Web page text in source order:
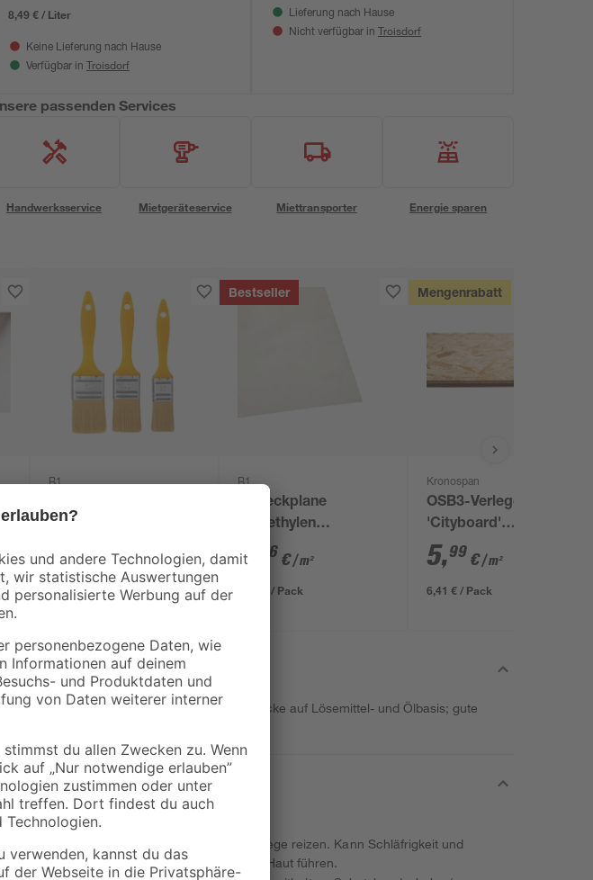
8,49 € / Liter
Keine Lieferung nach Hause
Verfügbar in Troisdorf
Lieferung nach Hause
Nicht verfügbar in Troisdorf
passenden Services
Handwerksservice Mietgeräteservice Miettransporter Energie sparen
B1
5,59 €
Bestseller
B1
Abdeckplane
Polyethylen
transparent 4 x 5 m
0 06 €/ m²
1,29 € / Pack
Mengenrabatt
Kronospan
OSB3-Verlegeplatte
'Cityboard'
ungeschliffen 1690 x
634 x 12 mm
5,99 €/ m²
6,41 € / Pack
Ersatz: Verdünner und Reiniger für Lacke auf Lösemittel- und Ölbasis; gute
die Atemwege tödlich sein. Kann die Atemwege reizen. Kann Schläfrigkeit und
Kontakt kann zu spröder oder rissiger Haut führen.